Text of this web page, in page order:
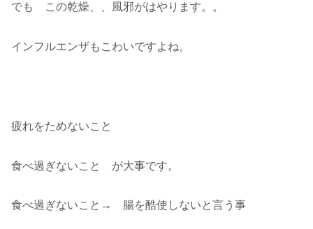
でも この乾燥、、風邪がはやります。。
インフルエンザもこわいですよね。
疲れをためないこと
食べ過ぎないこと が大事です。
食べ過ぎないこと→ 腸を酷使しないと言う事